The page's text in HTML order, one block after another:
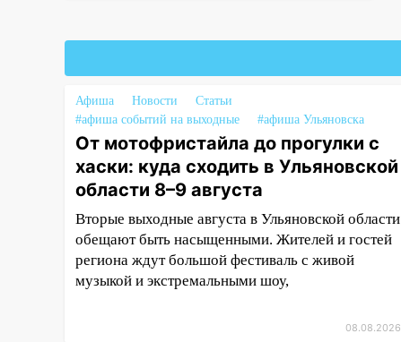
пешеходных переходах
14:40 На проспекте Гая в
Ульяновске запретили
остановку автомобилей на 50-
метровом участке
14:22 В Новом городе 8 августа
пройдет большой фестиваль
«Наше время» с
мотофристайлом и концертом
Афиша Новости
Статьи
#афиша событий на выходные
#афиша Ульяновска
От мотофристайла до прогулки с
хаски: куда сходить в Ульяновской
области 8–9 августа
Вторые выходные августа в Ульяновской области
обещают быть насыщенными. Жителей и гостей
региона ждут большой фестиваль с живой
музыкой и экстремальными шоу,
08.08.2026